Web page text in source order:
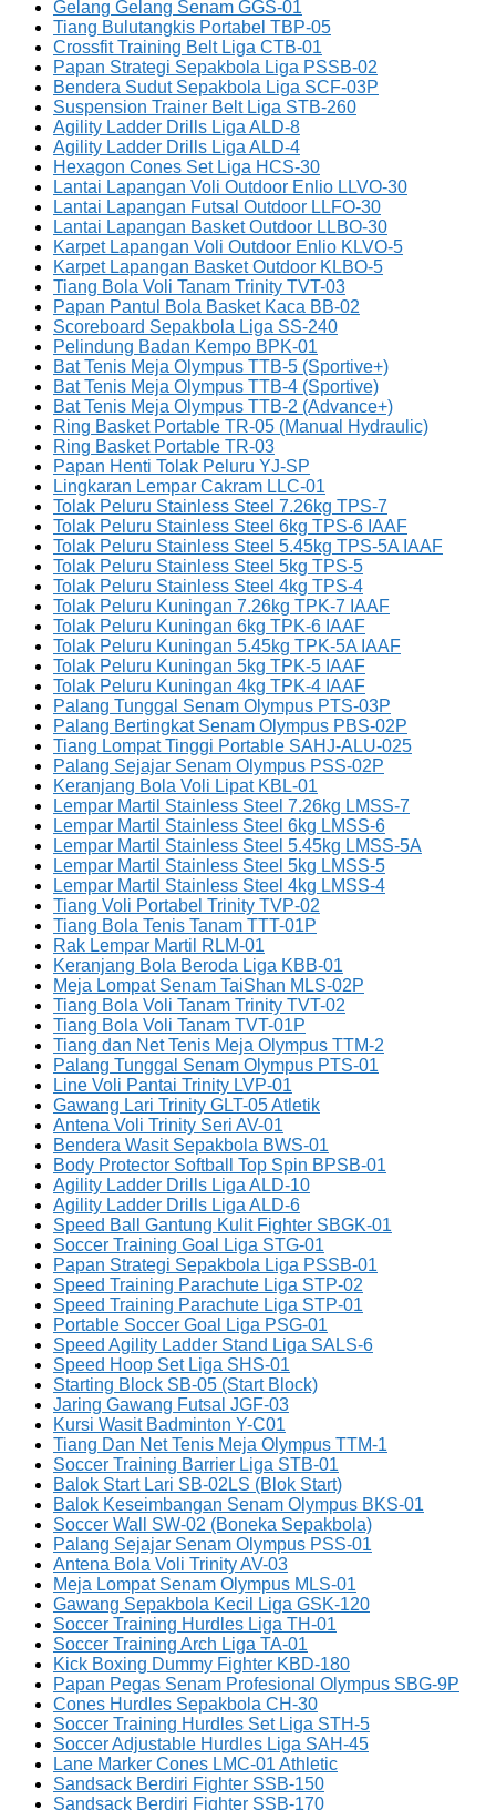
Gelang Gelang Senam GGS-01
Tiang Bulutangkis Portabel TBP-05
Crossfit Training Belt Liga CTB-01
Papan Strategi Sepakbola Liga PSSB-02
Bendera Sudut Sepakbola Liga SCF-03P
Suspension Trainer Belt Liga STB-260
Agility Ladder Drills Liga ALD-8
Agility Ladder Drills Liga ALD-4
Hexagon Cones Set Liga HCS-30
Lantai Lapangan Voli Outdoor Enlio LLVO-30
Lantai Lapangan Futsal Outdoor LLFO-30
Lantai Lapangan Basket Outdoor LLBO-30
Karpet Lapangan Voli Outdoor Enlio KLVO-5
Karpet Lapangan Basket Outdoor KLBO-5
Tiang Bola Voli Tanam Trinity TVT-03
Papan Pantul Bola Basket Kaca BB-02
Scoreboard Sepakbola Liga SS-240
Pelindung Badan Kempo BPK-01
Bat Tenis Meja Olympus TTB-5 (Sportive+)
Bat Tenis Meja Olympus TTB-4 (Sportive)
Bat Tenis Meja Olympus TTB-2 (Advance+)
Ring Basket Portable TR-05 (Manual Hydraulic)
Ring Basket Portable TR-03
Papan Henti Tolak Peluru YJ-SP
Lingkaran Lempar Cakram LLC-01
Tolak Peluru Stainless Steel 7.26kg TPS-7
Tolak Peluru Stainless Steel 6kg TPS-6 IAAF
Tolak Peluru Stainless Steel 5.45kg TPS-5A IAAF
Tolak Peluru Stainless Steel 5kg TPS-5
Tolak Peluru Stainless Steel 4kg TPS-4
Tolak Peluru Kuningan 7.26kg TPK-7 IAAF
Tolak Peluru Kuningan 6kg TPK-6 IAAF
Tolak Peluru Kuningan 5.45kg TPK-5A IAAF
Tolak Peluru Kuningan 5kg TPK-5 IAAF
Tolak Peluru Kuningan 4kg TPK-4 IAAF
Palang Tunggal Senam Olympus PTS-03P
Palang Bertingkat Senam Olympus PBS-02P
Tiang Lompat Tinggi Portable SAHJ-ALU-025
Palang Sejajar Senam Olympus PSS-02P
Keranjang Bola Voli Lipat KBL-01
Lempar Martil Stainless Steel 7.26kg LMSS-7
Lempar Martil Stainless Steel 6kg LMSS-6
Lempar Martil Stainless Steel 5.45kg LMSS-5A
Lempar Martil Stainless Steel 5kg LMSS-5
Lempar Martil Stainless Steel 4kg LMSS-4
Tiang Voli Portabel Trinity TVP-02
Tiang Bola Tenis Tanam TTT-01P
Rak Lempar Martil RLM-01
Keranjang Bola Beroda Liga KBB-01
Meja Lompat Senam TaiShan MLS-02P
Tiang Bola Voli Tanam Trinity TVT-02
Tiang Bola Voli Tanam TVT-01P
Tiang dan Net Tenis Meja Olympus TTM-2
Palang Tunggal Senam Olympus PTS-01
Line Voli Pantai Trinity LVP-01
Gawang Lari Trinity GLT-05 Atletik
Antena Voli Trinity Seri AV-01
Bendera Wasit Sepakbola BWS-01
Body Protector Softball Top Spin BPSB-01
Agility Ladder Drills Liga ALD-10
Agility Ladder Drills Liga ALD-6
Speed Ball Gantung Kulit Fighter SBGK-01
Soccer Training Goal Liga STG-01
Papan Strategi Sepakbola Liga PSSB-01
Speed Training Parachute Liga STP-02
Speed Training Parachute Liga STP-01
Portable Soccer Goal Liga PSG-01
Speed Agility Ladder Stand Liga SALS-6
Speed Hoop Set Liga SHS-01
Starting Block SB-05 (Start Block)
Jaring Gawang Futsal JGF-03
Kursi Wasit Badminton Y-C01
Tiang Dan Net Tenis Meja Olympus TTM-1
Soccer Training Barrier Liga STB-01
Balok Start Lari SB-02LS (Blok Start)
Balok Keseimbangan Senam Olympus BKS-01
Soccer Wall SW-02 (Boneka Sepakbola)
Palang Sejajar Senam Olympus PSS-01
Antena Bola Voli Trinity AV-03
Meja Lompat Senam Olympus MLS-01
Gawang Sepakbola Kecil Liga GSK-120
Soccer Training Hurdles Liga TH-01
Soccer Training Arch Liga TA-01
Kick Boxing Dummy Fighter KBD-180
Papan Pegas Senam Profesional Olympus SBG-9P
Cones Hurdles Sepakbola CH-30
Soccer Training Hurdles Set Liga STH-5
Soccer Adjustable Hurdles Liga SAH-45
Lane Marker Cones LMC-01 Athletic
Sandsack Berdiri Fighter SSB-150
Sandsack Berdiri Fighter SSB-170